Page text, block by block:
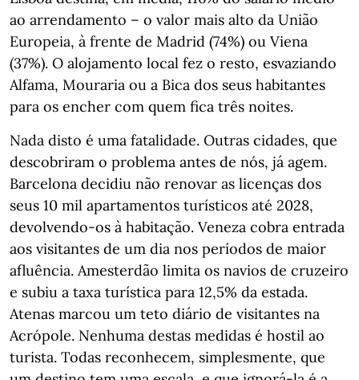
ao arrendamento – o valor mais alto da União
Europeia, à frente de Madrid (74%) ou Viena
(37%). O alojamento local fez o resto, esvaziando
Alfama, Mouraria ou a Bica dos seus habitantes
para os encher com quem fica três noites.
Nada disto é uma fatalidade. Outras cidades, que
descobriram o problema antes de nós, já agem.
Barcelona decidiu não renovar as licenças dos
seus 10 mil apartamentos turísticos até 2028,
devolvendo-os à habitação. Veneza cobra entrada
aos visitantes de um dia nos períodos de maior
afluência. Amesterdão limita os navios de cruzeiro
e subiu a taxa turística para 12,5% da estada.
Atenas marcou um teto diário de visitantes na
Acrópole. Nenhuma destas medidas é hostil ao
turista. Todas reconhecem, simplesmente, que